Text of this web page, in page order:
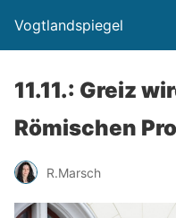
Vogtlandspiegel
11.11.: Greiz
Römischen
R.Marsch